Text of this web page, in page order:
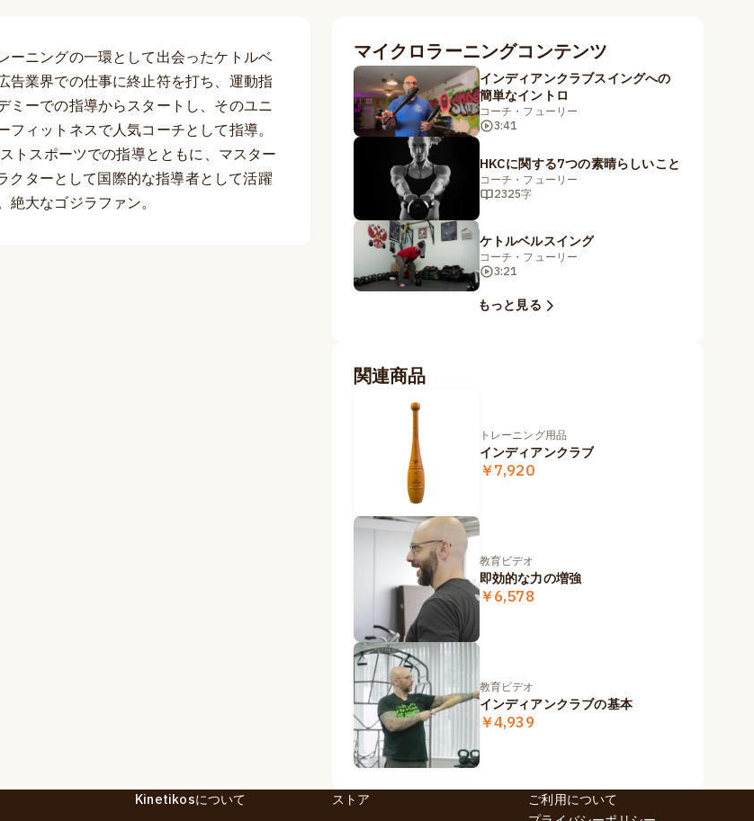
ーニングの一環として出会ったケトルベ
告業界での仕事に終止符を打ち、運動指
ーでの指導からスタートし、そのユニ
ィットネスで人気コーチとして指導。
トスポーツでの指導とともに、マスター
クターとして国際的な指導者として活躍
大なゴジラファン。
マイクロラーニングコンテンツ
インディアンクラブスイングへの
簡単なイントロ
コーチ・フューリー
3:41
HKCに関する7つの素晴らしいこと
コーチ・フューリー
2325字
ケトルベルスイング
コーチ・フューリー
3:21
もっと見る
関連商品
トレーニング用品
インディアンクラブ
￥7,920
教育ビデオ
即効的な力の増強
￥6,578
教育ビデオ
インディアンクラブの基本
￥4,939
Kinetikosについて ストア
ご利用について